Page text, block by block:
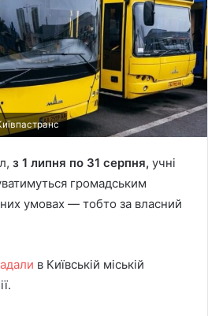
з 1 липня по 31 серпня, учні
громадським
умовах — тобто за власний
в Київській міській